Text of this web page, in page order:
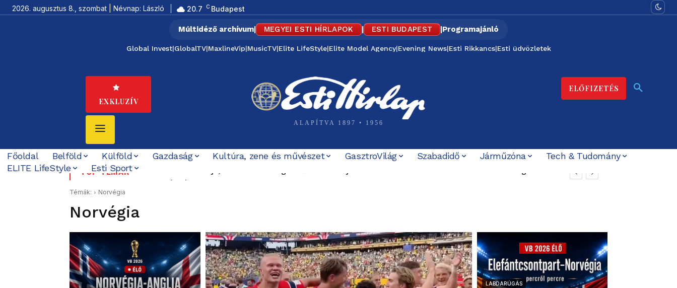
2026. augusztus 8., szombat | Névnap: László 20.7 C Budapest
Múltidéző archívum| MEGYEI ESTI HÍRLAPOK | ESTI BUDAPEST |Programajánló
Global Invest|GlobalTV|MaxlineVip|MusicTV|Elite LifeStyle|Elite Model Agency|Evening News|Esti Rikkancs|Esti üdvözletek
EXKLUZÍV
ALAPÍTVA 1897 • 1956
ELŐFIZETÉS
Főoldal Belföld Külföld Gazdaság Kultúra, zene és művészet GasztroVilág Szabadidő Járműzóna
Tech & Tudomány
ELITE LifeStyle
Esti Sport
TOP TÉMÁKPezeskian sem tudja, valóban Irán legfelsőbb vezetőjével találkozott-e – különös történet szivárgott
ki Teheránból
Boldog Születésnapot Temesvári Edina
Témák: Norvégia
Norvégia
LABDARÚGÁS